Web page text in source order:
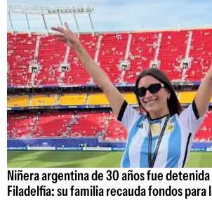
Niñera argentina de 30 años fue detenida
Filadelfia: su familia recauda fondos para